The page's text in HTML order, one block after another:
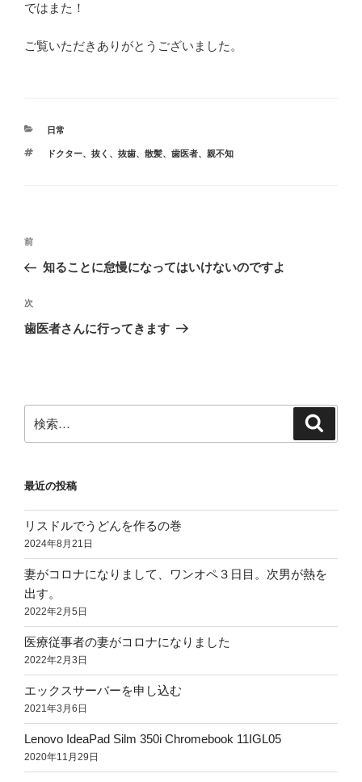
ではまた！
ご覧いただきありがとうございました。
カ
ゴ
日常
タドクター、 抜く 、 抜歯、 散髪、 歯医者、 親不知
投
ナ
ビ
ゲ
ン
前
の
稿
前
知ることに怠慢になってはいけないのですよ
次
の
次
歯医者さんに行ってきます
索:
最近の投稿
リスドルでうどんを作るの巻
2024年8月21日
妻がコロナになりまして、ワンオペ３日目。次男が熱を
出す。
2022年2月5日
医療従事者の妻がコロナになりました
2022年2月3日
エックスサーバーを申し込む
2021年3月6日
Lenovo IdeaPad Silm 350i Chromebook 11IGL05
2020年11月29日